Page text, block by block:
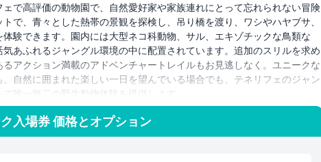
で高評価の動物園で、自然愛好家や家族連れにとって忘れられない冒険
で、青々とした熱帯の景観を探検し、吊り橋を渡り、ワシやハヤブサ、
験できます。園内には大型ネコ科動物、サル、エキゾチックな鳥類な
あふれるジャングル環境の中に配置されています。追加のスリルを求め
アクション満載のアドベンチャートレイルもお見逃しなく。ユニークな
自然に囲まれた楽しい一日を望んでいる場合でも、テネリフェのジャン
唯一無二の野生動物体験を提供します。
入場券 価格とオプション